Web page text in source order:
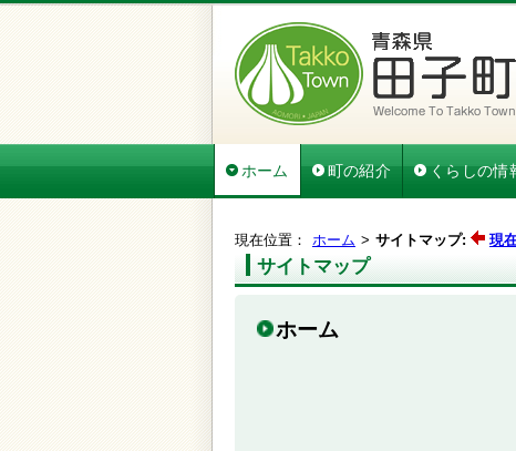
ホーム 町の紹介 くらしの情
現在位置： ホーム サイトマップ: 現
サイトマップ
ホーム